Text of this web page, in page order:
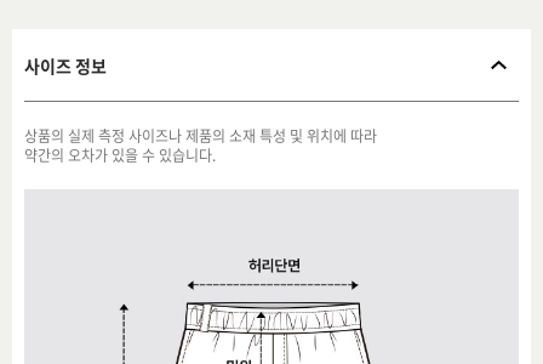
사이즈 정보
상품의 실제 측정 사이즈나 제품의 소재 특성 및 위치에 따라
약간의 오차가 있을 수 있습니다.